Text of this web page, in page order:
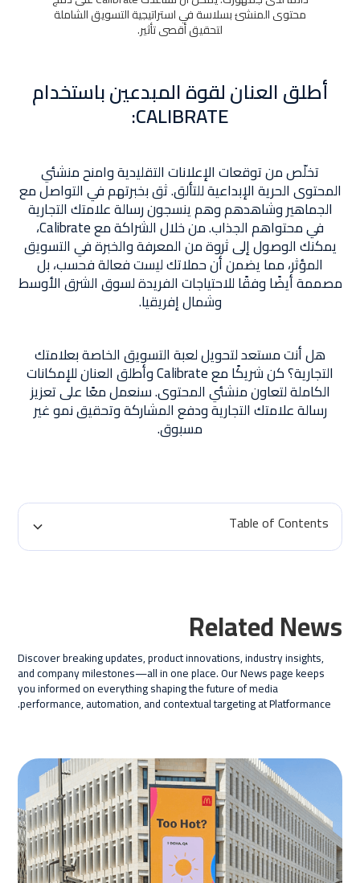
محتوى المنشئ بسلاسة في استراتيجية التسويق الشاملة
لتحقيق أقصى تأثير.
أطلق العنان لقوة المبدعين باستخدام
CALIBRATE:
تخلّص من توقعات الإعلانات التقليدية وامنح منشئي
المحتوى الحرية الإبداعية للتألق. ثق بخبرتهم في التواصل مع
الجماهير وشاهدهم وهم ينسجون رسالة علامتك التجارية
في محتواهم الجذاب. من خلال الشراكة مع Calibrate،
يمكنك الوصول إلى ثروة من المعرفة والخبرة في التسويق
المؤثر، مما يضمن أن حملاتك ليست فعالة فحسب، بل
مصممة أيضًا وفقًا للاحتياجات الفريدة لسوق الشرق الأوسط
وشمال إفريقيا.
هل أنت مستعد لتحويل لعبة التسويق الخاصة بعلامتك
التجارية؟ كن شريكًا مع Calibrate وأطلق العنان للإمكانات
الكاملة لتعاون منشئي المحتوى. سنعمل معًا على تعزيز
رسالة علامتك التجارية ودفع المشاركة وتحقيق نمو غير
مسبوق.
Table of Contents
H4 Title
H5 Title
H6 Title
Related News
Discover breaking updates, product innovations, industry insights,
and company milestones—all in one place. Our News page keeps
you informed on everything shaping the future of media
performance, automation, and contextual targeting at Platformance.